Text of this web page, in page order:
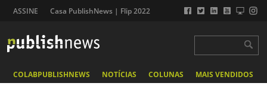
ASSINE Casa PublishNews | Flip 2022
COLABPUBLISHNEWS NOTÍCIAS COLUNAS MAIS VENDIDOS